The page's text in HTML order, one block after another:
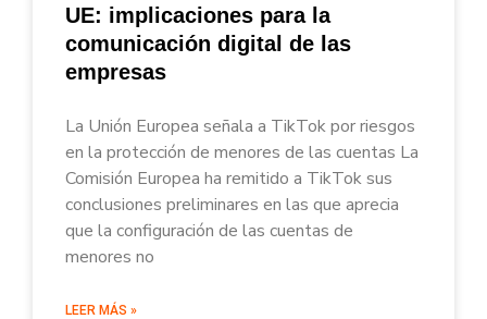
UE: implicaciones para la
comunicación digital de las
empresas
La Unión Europea señala a TikTok por riesgos
en la protección de menores de las cuentas La
Comisión Europea ha remitido a TikTok sus
conclusiones preliminares en las que aprecia
que la configuración de las cuentas de
menores no
LEER MÁS »